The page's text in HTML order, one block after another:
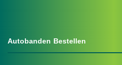
Autobanden Bestellen